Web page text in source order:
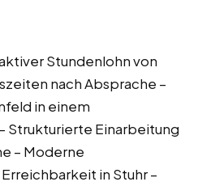
Stundenlohn von
nach Absprache –
in einem
Strukturierte Einarbeitung
– Moderne
in Stuhr –